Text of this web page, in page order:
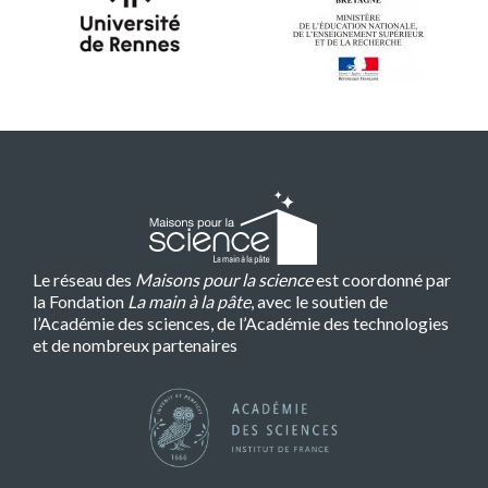
Le réseau des Maisons pour la scienceest coordonné par
la Fondation La main à la pâte, avec le soutien de
l’Académie des sciences, de l’Académie des technologies
et de nombreux partenaires